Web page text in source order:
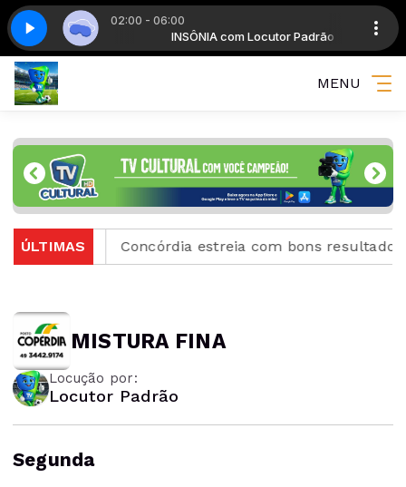
02:00 - 06:00
Locutor Padrão INSÔNIA com Locutor Padrão
03 Insônia - Parte 03
MENU
ÚLTIMAS
em 2027 Concórdia estreia com bons resultados
MISTURA FINA
Locução por:
Locutor Padrão
Segunda